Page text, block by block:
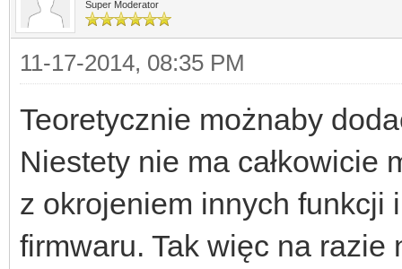
Super Moderator
11-17-2014, 08:35 PM
Teoretycznie możnaby
Niestety nie ma całkowicie
z okrojeniem innych funkcji
firmwaru. Tak więc na